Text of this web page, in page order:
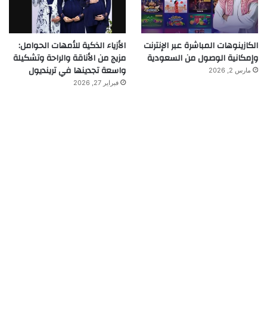
الكازينوهات المباشرة عبر الإنترنت
وإمكانية الوصول من السعودية
مارس 2, 2026
الأزياء الذكية للأمهات الحوامل:
مزيج من الأناقة والراحة وتشكيلة
واسعة تجدينها في ترينديول
فبراير 27, 2026